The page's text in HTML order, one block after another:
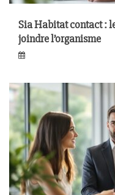
Sia Habitat contact :
joindre l’organisme